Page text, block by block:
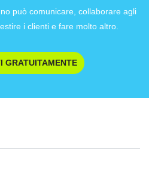
può comunicare, collaborare agli
i clienti e fare molto altro.
GRATUITAMENTE